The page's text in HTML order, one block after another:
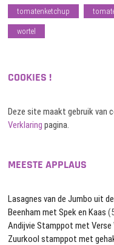
tomatenketchup
wortel
COOKIES !
Deze site maakt gebruik van
Verklaring pagina.
MEESTE APPLAUS
Lasagnes van de Jumbo uit
Beenham met Spek en Kaas
Andijvie Stamppot met Verse
Zuurkool stamppot met